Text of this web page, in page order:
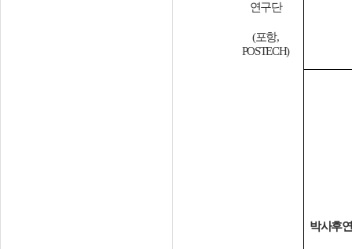
연구단
(포항,
POSTECH)
박사후